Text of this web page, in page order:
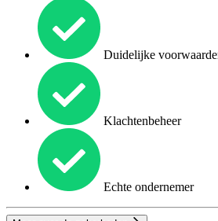
Duidelijke
Klachtenbeheer
Echte ondernemer